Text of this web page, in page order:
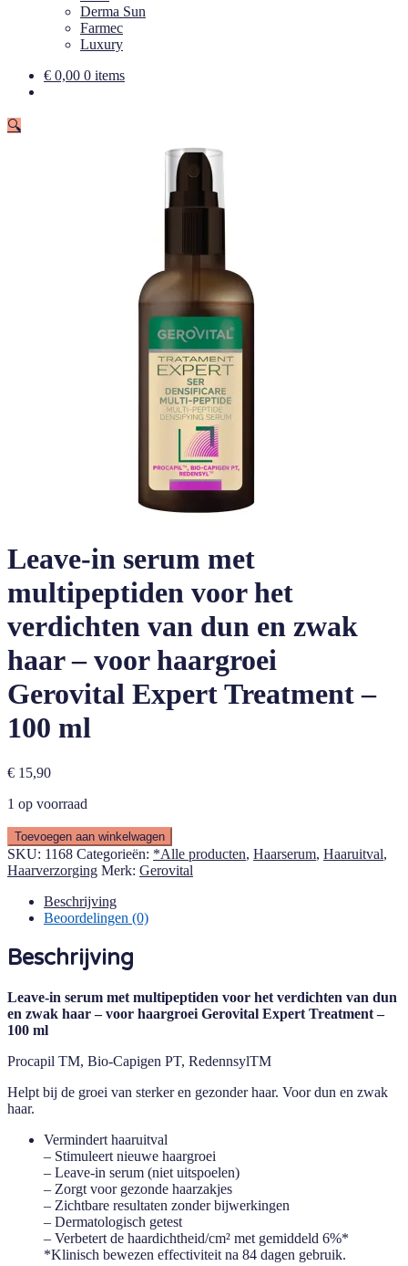
Derma Sun
Farmec
Luxury
€ 0,00 0 items
🔍
Leave-in serum met
multipeptiden voor het
verdichten van dun en zwak
haar – voor haargroei
Gerovital Expert Treatment –
100 ml
€ 15,90
1 op voorraad
Leave-
in
serum
multipeptiden
voor
verdichten
van
en
zwak
haar
voor
Gerovital
Expert
Toevoegen aan winkelwagen
SKU: 1168 Categorieën: *Alle producten, Haarserum, Haaruitval,
Haarverzorging Merk: Gerovital
Beschrijving
Beoordelingen (0)
Beschrijving
Leave-in serum met multipeptiden voor het verdichten van dun
en zwak haar – voor haargroei Gerovital Expert Treatment –
100 ml
Procapil TM, Bio-Capigen PT, RedennsylTM
Helpt bij de groei van sterker en gezonder haar. Voor dun en zwak
haar.
Vermindert haaruitval
– Stimuleert nieuwe haargroei
– Leave-in serum (niet uitspoelen)
– Zorgt voor gezonde haarzakjes
– Zichtbare resultaten zonder bijwerkingen
– Dermatologisch getest
– Verbetert de haardichtheid/cm² met gemiddeld 6%*
*Klinisch bewezen effectiviteit na 84 dagen gebruik.